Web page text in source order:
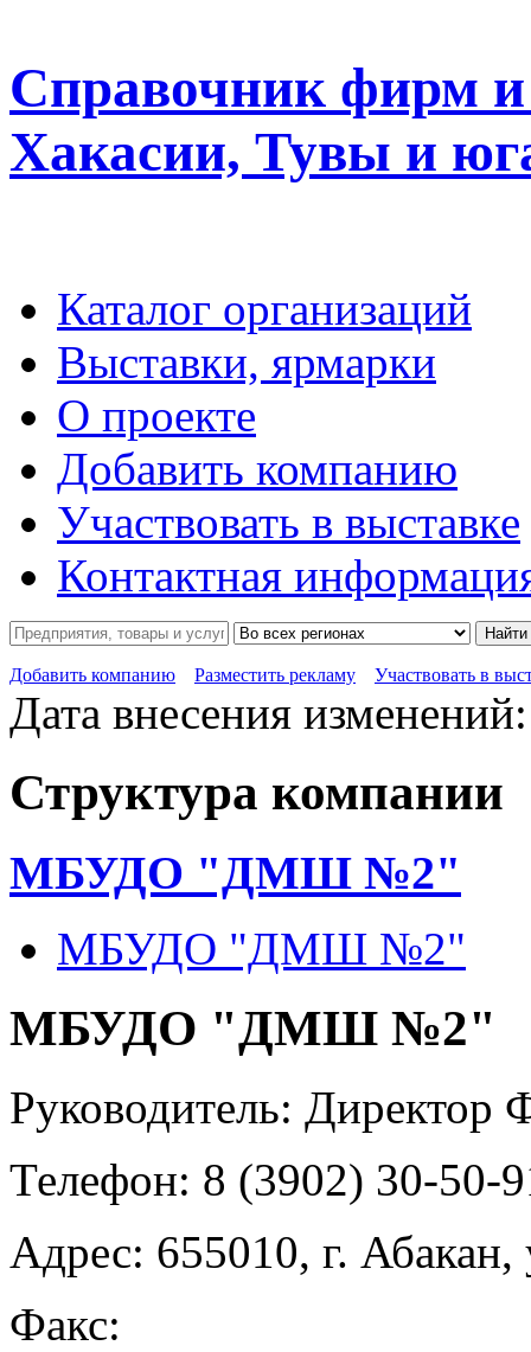
Справочник фирм и
Хакасии, Тувы и
Каталог организаций
Выставки, ярмарки
О проекте
Добавить компанию
Участвовать в выставке
Контактная
Найти
Добавить компанию Разместить рекламу Участвовать в
Дата внесения
Структура компании
МБУДО "ДМШ №2"
МБУДО "ДМШ №2"
МБУДО "ДМШ №2"
Руководитель: Директор
Телефон: 8 (3902) 30-50-
Адрес: 655010, г.
Факс: